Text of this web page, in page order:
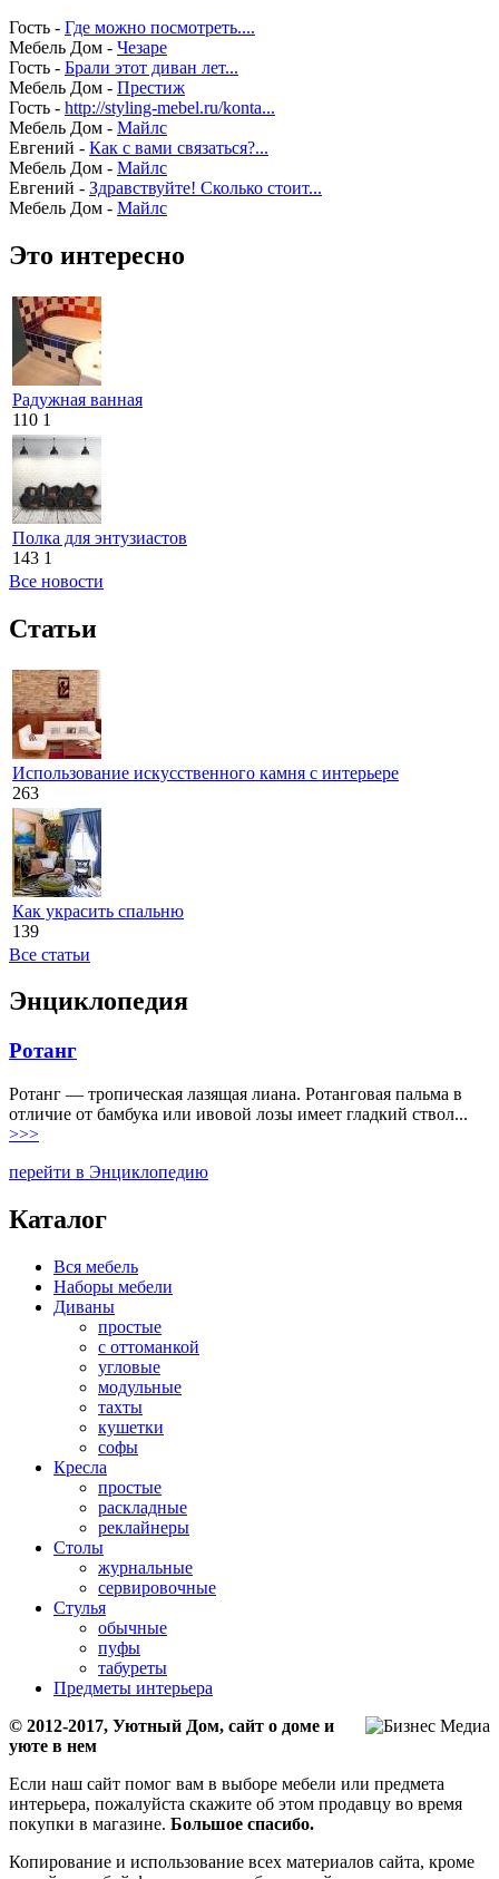
Гость - Где можно посмотреть....
Мебель Дом - Чезаре
Гость - Брали этот диван лет...
Мебель Дом - Престиж
Гость - http://styling-mebel.ru/konta...
Мебель Дом - Майлс
Евгений - Как с вами связаться?...
Мебель Дом - Майлс
Евгений - Здравствуйте! Сколько стоит...
Мебель Дом - Майлс
Это интересно
Радужная ванная
110 1
Полка для энтузиастов
143 1
Все новости
Статьи
Использование искусственного камня с интерьере
263
Как украсить спальню
139
Все статьи
Энциклопедия
Ротанг
Ротанг — тропическая лазящая лиана. Ротанговая пальма в
отличие от бамбука или ивовой лозы имеет гладкий ствол...
>>>
перейти в Энциклопедию
Каталог
Вся мебель
Наборы мебели
Диваны
простые
с оттоманкой
угловые
модульные
тахты
кушетки
софы
Кресла
простые
раскладные
реклайнеры
Столы
журнальные
сервировочные
Стулья
обычные
пуфы
табуреты
Предметы интерьера
© 2012-2017, Уютный Дом, сайт о доме и
уюте в нем
Если наш сайт помог вам в выборе мебели или предмета
интерьера, пожалуйста скажите об этом продавцу во время
покупки в магазине. Большое спасибо.
Копирование и использование всех материалов сайта, кроме